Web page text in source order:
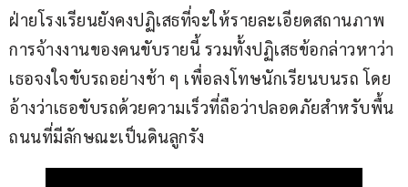
ฝ่ายโรงเรียนยังคงปฏิเสธที่จะให้รายละเอียดสถานภาพ
การจ้างงานของคนขับรายนี้ รวมทั้งปฏิเสธข้อกล่าวหาว่า
เธอจงใจขับรถอย่างช้า ๆ เพื่อลงโทษนักเรียนบนรถ โดย
อ้างว่าเธอขับรถด้วยความเร็วที่ถือว่าปลอดภัยสำหรับพื้น
ถนนที่มีลักษณะเป็นดินลูกรัง